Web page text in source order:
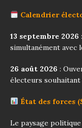
Calendrier
13 septembre 2026
simultanément avec
26 août 2026 :
électeurs
État des forces
Le paysage